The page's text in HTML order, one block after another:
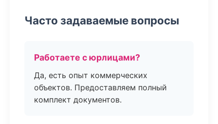
Часто задаваемые вопросы
Работаете с юрлицами?
Да, есть опыт коммерческих
объектов. Предоставляем полный
комплект документов.